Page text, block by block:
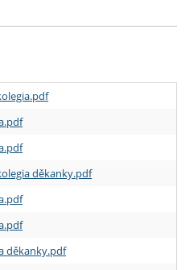
děkanky.pdf
děkanky.pdf